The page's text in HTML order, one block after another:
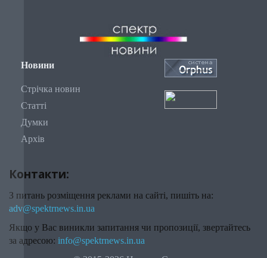
Новини
Стрічка новин
Статті
Думки
Архів
Контакти:
З питань розміщення реклами на сайті, пишіть на:
adv@spektrnews.in.ua
Якщо у Вас виникли запитання чи пропозиції, звертайтесь
за адресою: info@spektrnews.in.ua